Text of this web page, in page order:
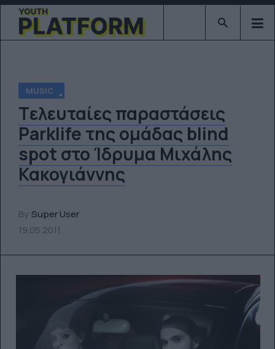
Type 2 or
MUSIC
Tελευταίες παραστάσεις
Parklife της ομάδας blind
spot στο Ίδρυμα Μιχάλης
Κακογιάννης
By Super User
19.05.2011